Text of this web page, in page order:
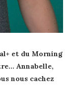
et du Morning
Annabelle,
nous cachez